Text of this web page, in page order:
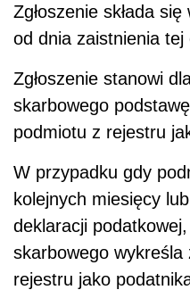
Zgłoszenie składa
od dnia zaistnienia tej
Zgłoszenie stanowi
skarbowego
podmiotu z rejestru
W przypadku gdy
kolejnych miesięcy
deklaracji
skarbowego
rejestru jako